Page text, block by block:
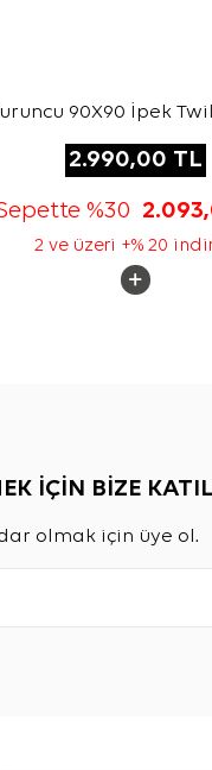
90X90 İpek
2.990,00 TL
%30
2 ve üzeri +% 20
İÇİN BİZE
olmak için üye ol.